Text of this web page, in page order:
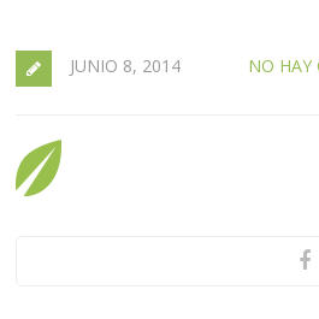
JUNIO 8, 2014 NO HAY